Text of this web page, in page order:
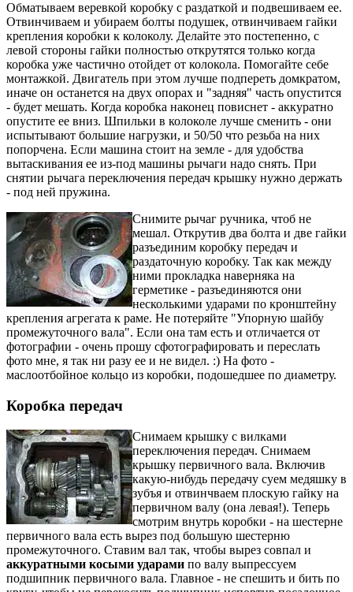
Обматываем веревкой коробку с раздаткой и подвешиваем ее.
Отвинчиваем и убираем болты подушек, отвинчиваем гайки
крепления коробки к колоколу. Делайте это постепенно, с
левой стороны гайки полностью открутятся только когда
коробка уже частично отойдет от колокола. Помогайте себе
монтажкой. Двигатель при этом лучше подпереть домкратом,
иначе он останется на двух опорах и "задняя" часть опустится
- будет мешать. Когда коробка наконец повиснет - аккуратно
опустите ее вниз. Шпильки в колоколе лучше сменить - они
испытывают большие нагрузки, и 50/50 что резьба на них
попорчена. Если машина стоит на земле - для удобства
вытаскивания ее из-под машины рычаги надо снять. При
снятии рычага переключения передач крышку нужно держать
- под ней пружина.
Снимите рычаг ручника, чтоб не
мешал. Открутив два болта и две гайки
разъединим коробку передач и
раздаточную коробку. Так как между
ними прокладка наверняка на
герметике - разъединяются они
несколькими ударами по кронштейну
крепления агрегата к раме. Не потеряйте "Упорную шайбу
промежуточного вала". Если она там есть и отличается от
фотографии - очень прошу сфотографировать и переслать
фото мне, я так ни разу ее и не видел. :) На фото -
маслоотбойное кольцо из коробки, подошедшее по диаметру.
Коробка передач
Снимаем крышку с вилками
переключения передач. Снимаем
крышку первичного вала. Включив
какую-нибудь передачу суем медяшку в
зубъя и отвинчваем плоскую гайку на
первичном валу (она левая!). Теперь
смотрим внутрь коробки - на шестерне
первичного вала есть вырез под большую шестерню
промежуточного. Ставим вал так, чтобы вырез совпал и
аккуратными косыми ударами по валу выпрессуем
подшипник первичного вала. Главное - не спешить и бить по